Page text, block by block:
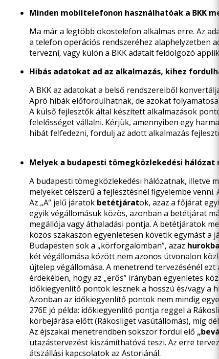
Minden mobiltelefonon használhatóak a BKK
Ma már a legtöbb okostelefon alkalmas erre. Az
a telefon operációs rendszeréhez alaphelyzetben
tervezni, vagy külön a BKK adatait feldolgozó
Hibás adatokat ad az alkalmazás, kihez
A BKK az adatokat a belső rendszereiből
Apró hibák előfordulhatnak, de azokat
A külső fejlesztők által készített alkalmazások
felelősséget vállalni. Kérjük, amennyiben egy
hibát felfedezni, fordulj az adott alkalmazás
Melyek a budapesti tömegközlekedési
A budapesti tömegközlekedési hálózatnak, illetve
melyeket célszerű a fejlesztésnél figyelembe
Az „A” jelű járatok betétjáratok, azaz a főjárat
egyik végállomásuk közös, azonban a betétjárat
megállója vagy áthaladási pontja. A betétjáratok
közös szakaszon egyenletesen követik egymást a
Budapesten sok a „körforgalomban”, azaz
két végállomása között nem azonos útvonalon
újtelep végállomása. A menetrend tervezésénél
érdekében, hogy az „erős” irányban egyenletes
időkiegyenlítő pontok lesznek a hosszú és/vagy a
Azonban az időkiegyenlítő pontok nem mindig
276E jó példa: időkiegyenlítő pontja reggel a
körbejárása előtt (Rákosliget vasútállomás), míg
Az éjszakai menetrendben sokszor fordul elő
utazástervezést kiszámíthatóvá teszi. Az erre
átszállási kapcsolatok az Astoriánál.